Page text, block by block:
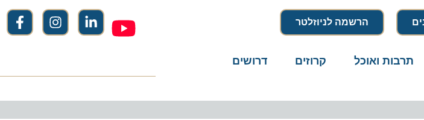
הרשמה לניוזלטר
ואוכל קרוזים דרושים